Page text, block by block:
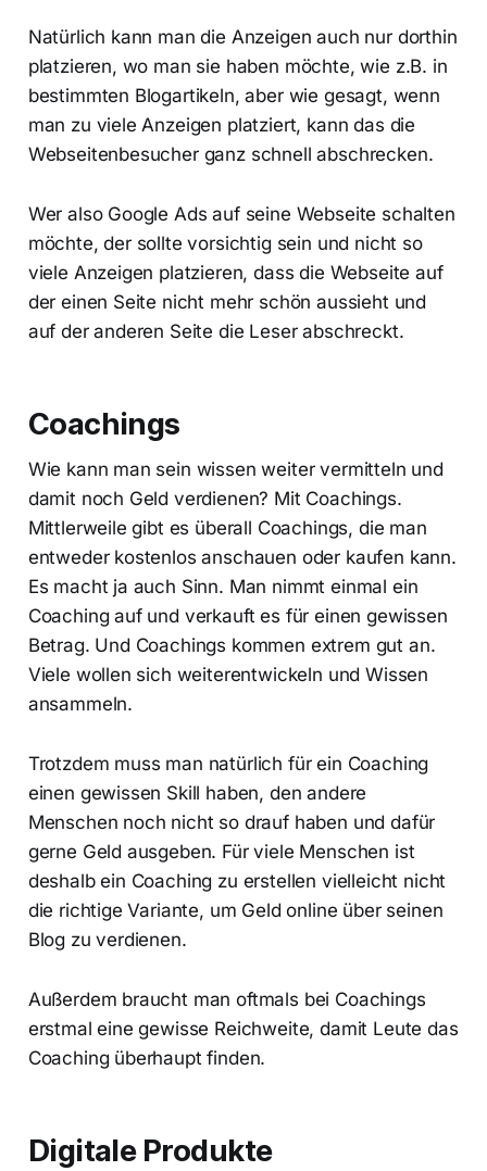
Natürlich kann man die Anzeigen auch nur dorthin
platzieren, wo man sie haben möchte, wie z.B. in
bestimmten Blogartikeln, aber wie gesagt, wenn
man zu viele Anzeigen platziert, kann das die
Webseitenbesucher ganz schnell abschrecken.
Wer also Google Ads auf seine Webseite schalten
möchte, der sollte vorsichtig sein und nicht so
viele Anzeigen platzieren, dass die Webseite auf
der einen Seite nicht mehr schön aussieht und
auf der anderen Seite die Leser abschreckt.
Coachings
Wie kann man sein wissen weiter vermitteln und
damit noch Geld verdienen? Mit Coachings.
Mittlerweile gibt es überall Coachings, die man
entweder kostenlos anschauen oder kaufen kann.
Es macht ja auch Sinn. Man nimmt einmal ein
Coaching auf und verkauft es für einen gewissen
Betrag. Und Coachings kommen extrem gut an.
Viele wollen sich weiterentwickeln und Wissen
ansammeln.
Trotzdem muss man natürlich für ein Coaching
einen gewissen Skill haben, den andere
Menschen noch nicht so drauf haben und dafür
gerne Geld ausgeben. Für viele Menschen ist
deshalb ein Coaching zu erstellen vielleicht nicht
die richtige Variante, um Geld online über seinen
Blog zu verdienen.
Außerdem braucht man oftmals bei Coachings
erstmal eine gewisse Reichweite, damit Leute das
Coaching überhaupt finden.
Digitale Produkte